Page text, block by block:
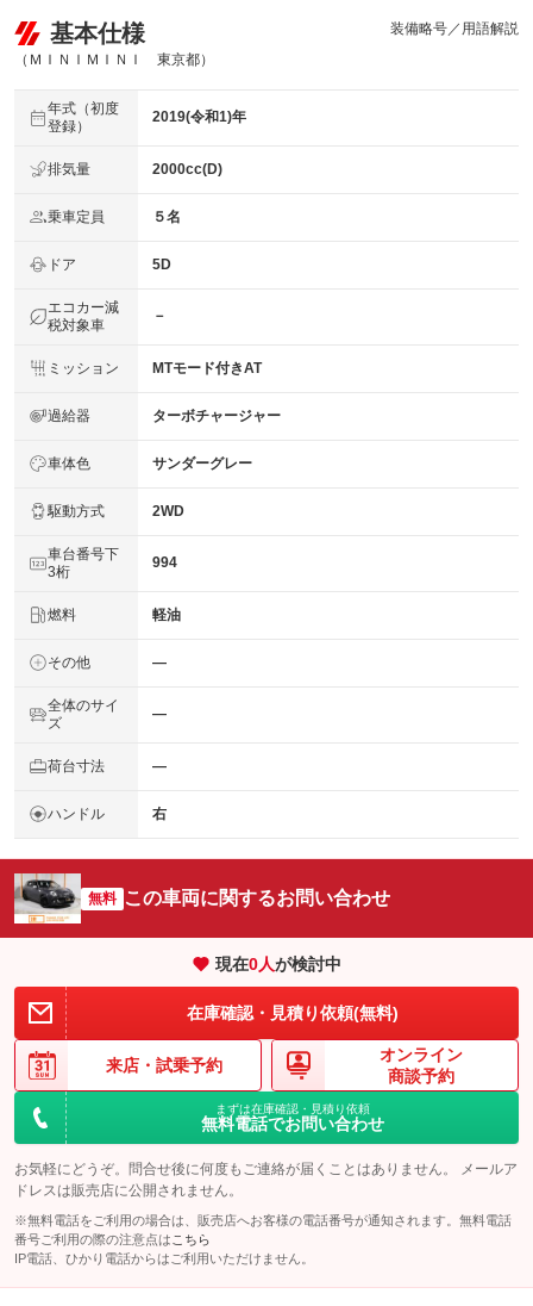
基本仕様
（ＭＩＮＩＭＩＮＩ 東京都）
装備略号／用語解説
年式（初度
登録）
2019(令和1)年
排気量 2000cc(D)
乗車定員 ５名
ドア 5D
エコカー減
税対象車
－
ミッション MTモード付きAT
過給器 ターボチャージャー
車体色 サンダーグレー
駆動方式 2WD
車台番号下
3桁
994
燃料 軽油
その他 ―
全体のサイ
ズ
―
荷台寸法 ―
ハンドル 右
無料 この車両に関するお問い合わせ
現在0人が検討中
在庫確認・見積り依頼(無料)
来店・ 試乗予約
オンライン
商談予約
まずは在庫確認・見積り依頼
無料電話でお問い合わせ
お気軽にどうぞ。問合せ後に何度もご連絡が届くことはありません。 メールア
ドレスは販売店に公開されません。
※無料電話をご利用の場合は、販売店へお客様の電話番号が通知されます。無料電話
番号ご利用の際の注意点は こちら
IP電話、ひかり電話からはご利用いただけません。